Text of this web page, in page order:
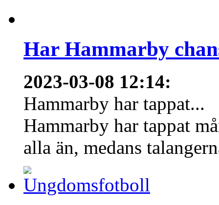
Har Hammarby
2023-03-08 12:14:
Hammarby har tappat...
Hammarby har tappat
alla än, medans